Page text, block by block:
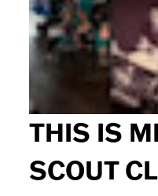
THIS IS
SCOUT